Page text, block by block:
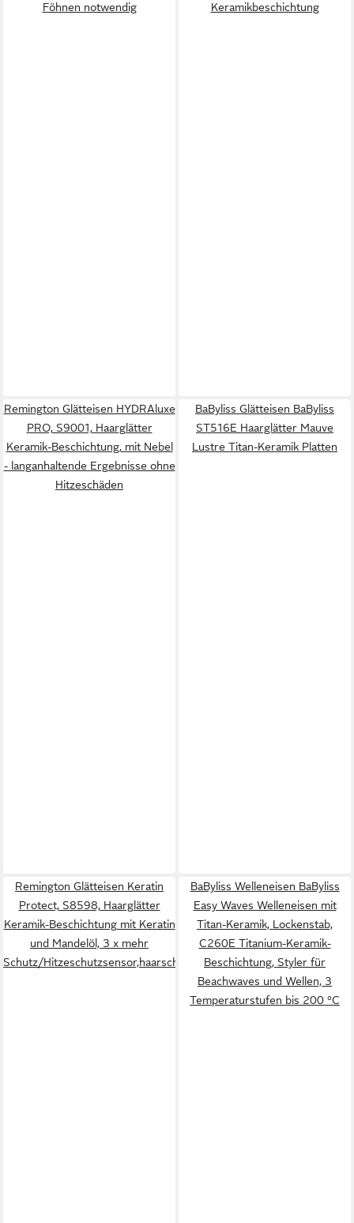
Föhnen notwendig Keramikbeschichtung
Remington Glätteisen HYDRAluxe
PRO, S9001, Haarglätter
Keramik-Beschichtung, mit Nebel
- langanhaltende Ergebnisse ohne
Hitzeschäden
BaByliss Glätteisen BaByliss
ST516E Haarglätter Mauve
Lustre Titan-Keramik Platten
Remington Glätteisen Keratin
Protect, S8598, Haarglätter
Keramik-Beschichtung mit Keratin
und Mandelöl, 3 x mehr
Schutz/Hitzeschutzsensor,haarschonend
BaByliss Welleneisen BaByliss
Easy Waves Welleneisen mit
Titan-Keramik, Lockenstab,
C260E Titanium-Keramik-
Beschichtung, Styler für
Beachwaves und Wellen, 3
Temperaturstufen bis 200 °C